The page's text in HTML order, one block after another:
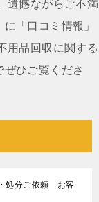
遺憾ながらご不満
「口コミ情報」
用品回収に関する
ひご覧くださ
処分ご依頼 お客